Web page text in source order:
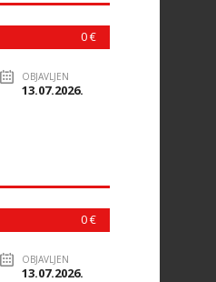
0 €
OBJAVLJEN
13.07.2026.
0 €
OBJAVLJEN
13.07.2026.